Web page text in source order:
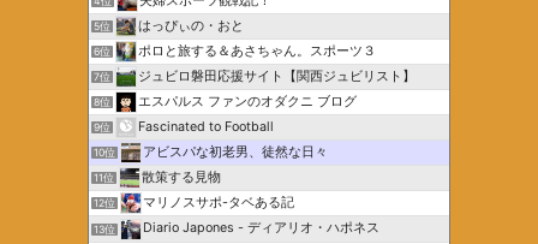
5位 はっぴぃの・おと
6位 ポロと旅する＆あさちゃん。スポーツ３
7位 ジュビロ磐田応援サイト【関西ジュビリスト】
8位 エスパルス ファンのオダクニ ブログ
9位 Fascinated to Football
10位 アビスパな初老男、徒然な日々
11位 散策する見物
12位 マリノスサポ-タベある記
13位 Diario Japones - ディアリオ・ハポネス